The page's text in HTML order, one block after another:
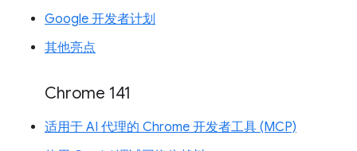
Google 开发者计划
其他亮点
Chrome 141
适用于 AI 代理的 Chrome 开发者工具 (MCP)